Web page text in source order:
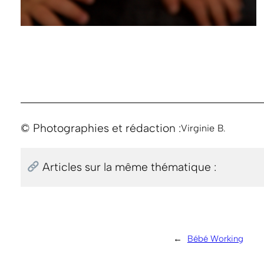
© Photographies et rédaction :Virginie B.
Articles sur la même thématique :
← Bébé Working